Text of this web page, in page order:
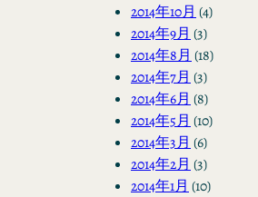
2014年10月 (4)
2014年9月 (3)
2014年8月 (18)
2014年7月 (3)
2014年6月 (8)
2014年5月 (10)
2014年3月 (6)
2014年2月 (3)
2014年1月 (10)